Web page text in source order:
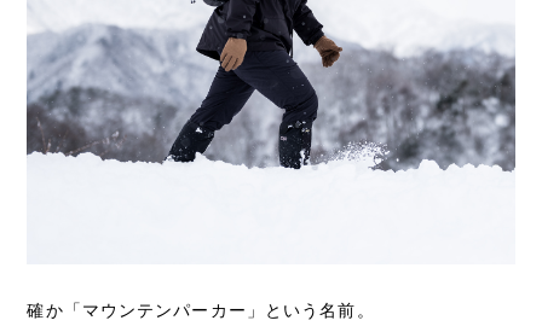
確か「マウンテンパーカー」という名前。